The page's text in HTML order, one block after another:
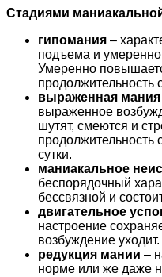
Стадиями
гипомания –
подъема и
Умеренно
продолжительность
выраженная мания
выраженное
шутят, смеются и
продолжительность
сутки.
маниакальное
беспорядочный
бессвязной и
двигательное
настроение
возбуждение уходит.
редукция мании –
норме или же даже